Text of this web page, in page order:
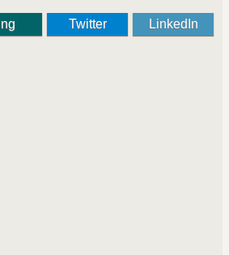
Twitter LinkedIn